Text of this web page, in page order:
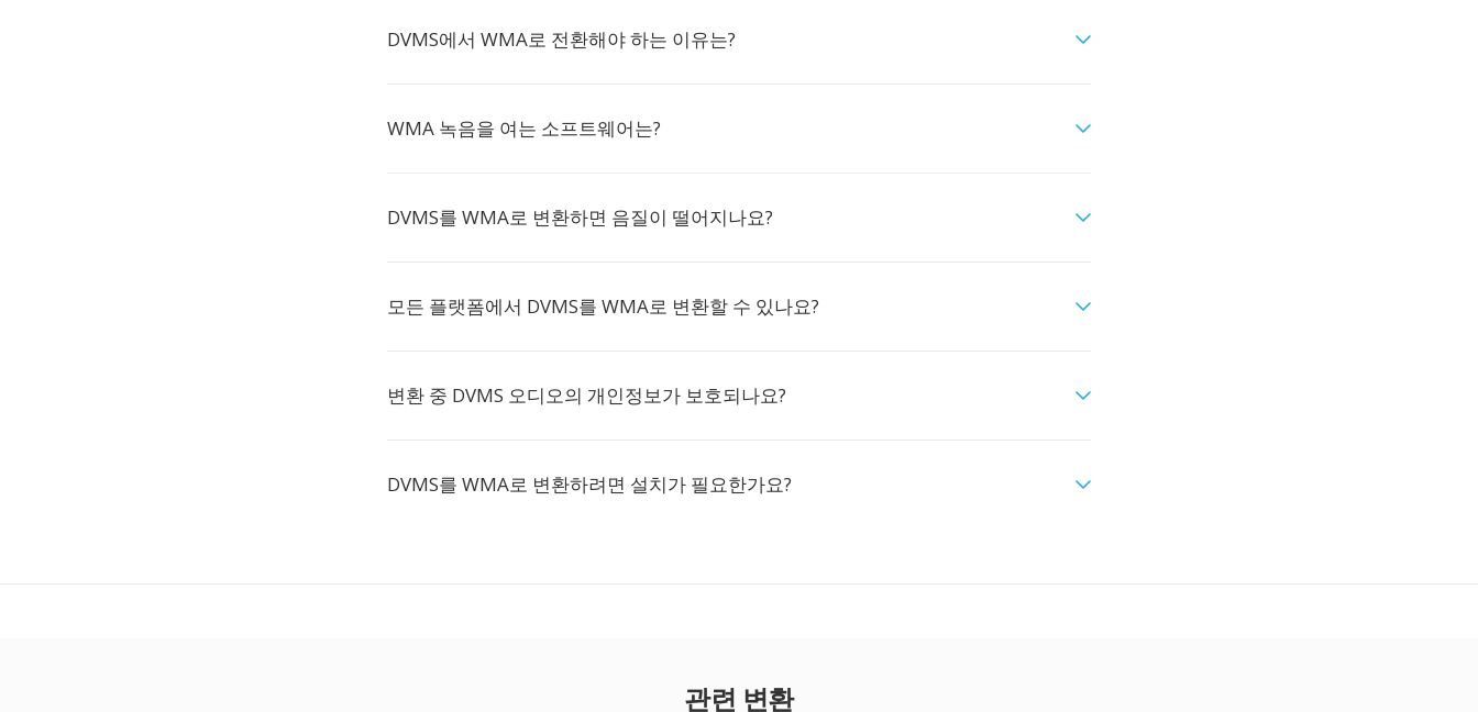
DVMS에서 WMA로 전환해야 하는 이유는?
WMA 녹음을 여는 소프트웨어는?
DVMS를 WMA로 변환하면 음질이 떨어지나요?
모든 플랫폼에서 DVMS를 WMA로 변환할 수 있나요?
변환 중 DVMS 오디오의 개인정보가 보호되나요?
DVMS를 WMA로 변환하려면 설치가 필요한가요?
관련 변환